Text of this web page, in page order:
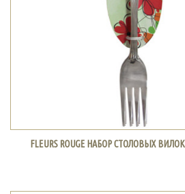
FLEURS ROUGE НАБОР СТОЛОВЫХ